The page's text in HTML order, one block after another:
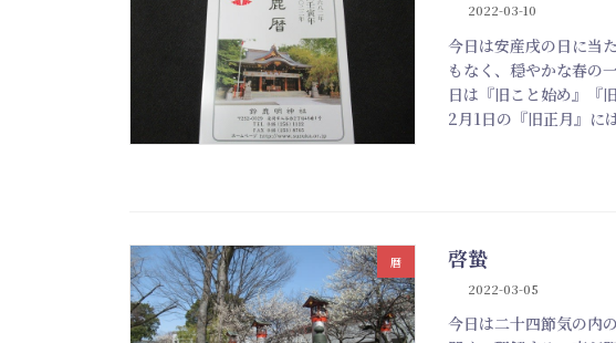
2022-03-10
今日は安産戌の日に当
もなく、穏やかな春の
日は『旧こと始め』『
2月1日の『旧正月』
暦 啓蟄
2022-03-05
今日は二十四節気の内